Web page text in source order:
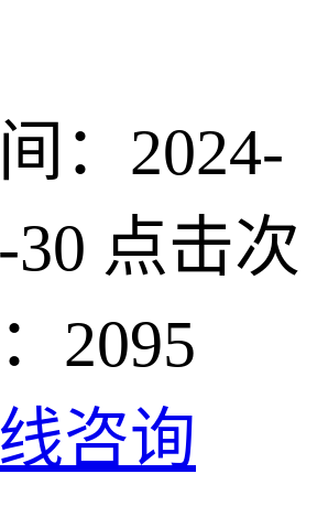
：2024-
30 点击次
2095
咨询